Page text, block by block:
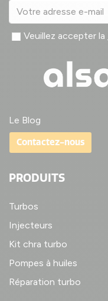
Veuillez accepter la
Le Blog
Contactez-nous
PRODUITS
Turbos
Injecteurs
Kit chra turbo
Pompes à huiles
Réparation turbo